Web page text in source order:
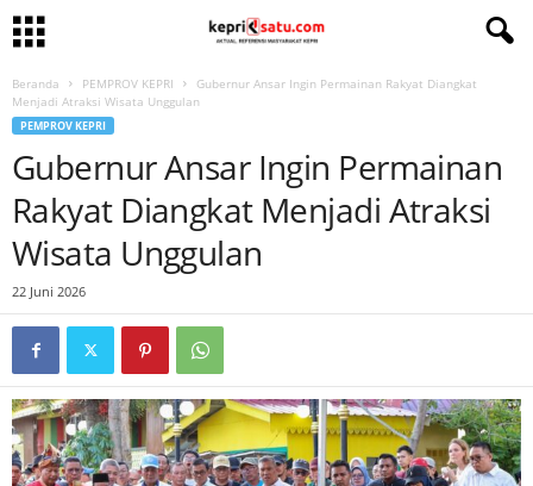
Beranda PEMPROV KEPRI
Gubernur Ansar Ingin Permainan Rakyat Diangkat
Menjadi Atraksi Wisata Unggulan
PEMPROV KEPRI
Gubernur Ansar Ingin Permainan
Rakyat Diangkat Menjadi Atraksi
Wisata Unggulan
22 Juni 2026